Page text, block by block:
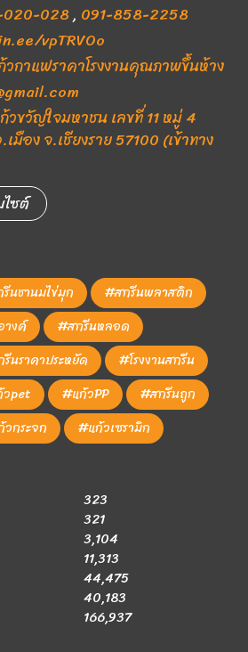
028, 091-858-2258
vpTRVOo
กาแฟราคาโรงงานคุณภาพขึ้นห้าง
วขวัญใจมหาชน เลขที่ 11 หมู่ 4
มือง จ.เชียงราย 57100 (เข้าทาง
ไซต์
นชานมไข่มุก
#สกรีนพลาสติก
างค์
#สกรีนหลอด
นราคาประหยัด
#โรงงานสกรีน
pet #แก้วPP
#สกรีนถูก
กระจก #แก้วเซรามิก
323
321
3,104
11,313
44,475
40,183
166,937